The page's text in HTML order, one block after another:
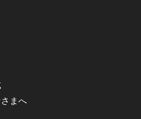
まへ